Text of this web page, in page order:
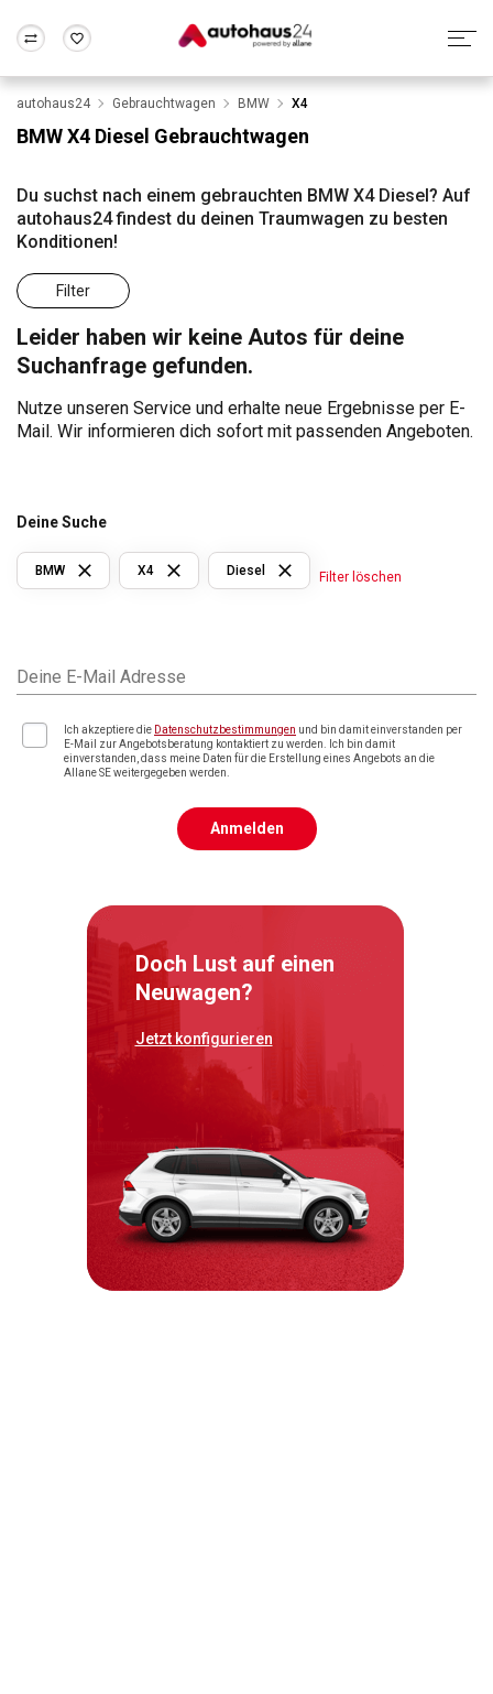
Wir bewerten dein Auto
Alle Fragen & Antworten
Rund um die Inzahlungnahme
Frankfurt Wuppertal
autohaus24 Gebrauchtwagen BMW X4
BMW X4 Diesel Gebrauchtwagen
Du suchst nach einem gebrauchten BMW X4 Diesel? Auf
autohaus24 findest du deinen Traumwagen zu besten
Konditionen!
Filter
Leider haben wir keine Autos für deine
Suchanfrage gefunden.
Nutze unseren Service und erhalte neue Ergebnisse per E-
Mail. Wir informieren dich sofort mit passenden Angeboten.
Deine Suche
BMW X4 Diesel Filter löschen
Deine E-Mail Adresse
Ich akzeptiere die Datenschutzbestimmungen und bin damit einverstanden per
E-Mail zur Angebotsberatung kontaktiert zu werden. Ich bin damit
einverstanden, dass meine Daten für die Erstellung eines Angebots an die
Allane SE weitergegeben werden.
Anmelden
Doch Lust auf einen
Neuwagen?
Jetzt konfigurieren